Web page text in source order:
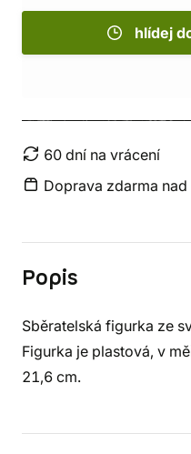
hlídej
60 dní na vrácení
Doprava zdarma
Popis
Sběratelská figurka ze
Figurka je plastová, v
21,6 cm.